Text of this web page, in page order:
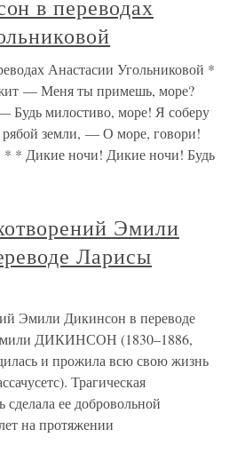
в переводах
Анастасии Угольниковой *
— Меня ты примешь, море?
Будь милостиво, море! Я соберу
рябой земли, — О море, говори!
* * Дикие ночи! Дикие ночи! Будь
Эмили
Ларисы
Эмили Дикинсон в переводе
ДИКИНСОН (1830–1886,
и прожила всю свою жизнь
Трагическая
сделала ее добровольной
на протяжении